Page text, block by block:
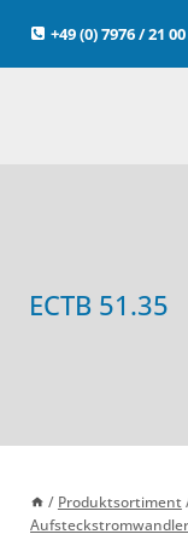
Inhalt
springen
+49 (0) 7976 / 21
ECTB 51.35
/ Produktsortiment